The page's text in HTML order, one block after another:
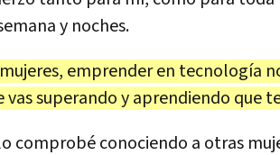
y noches.
emprender en tecnología
vas superando y aprendiendo que
comprobé conociendo a otras